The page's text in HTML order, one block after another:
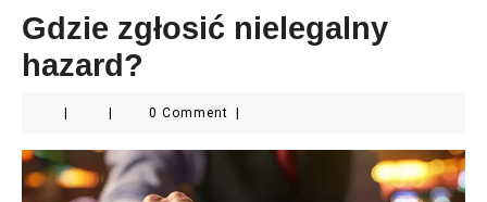
Gdzie zgłosić nielegalny
hazard?
0 Comment